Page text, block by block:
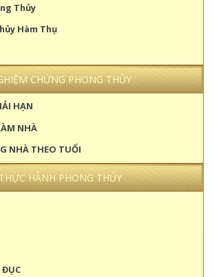
Thủy
Hàm Thụ
CHỨNG PHONG THỦY
HẠN
NHÀ
NHÀ THEO TUỔI
HÀNH PHONG THỦY
ĐỤC